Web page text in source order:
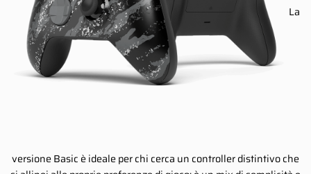
La
versione Basic è ideale per chi cerca un controller distintivo che